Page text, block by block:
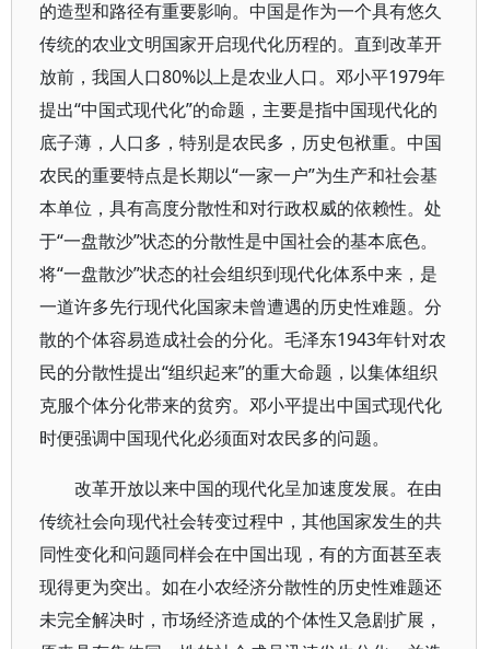
的造型和路径有重要影响。中国是作为一个具有悠久
传统的农业文明国家开启现代化历程的。直到改革开
放前，我国人口80%以上是农业人口。邓小平1979年
提出“中国式现代化”的命题，主要是指中国现代化的
底子薄，人口多，特别是农民多，历史包袱重。中国
农民的重要特点是长期以“一家一户”为生产和社会基
本单位，具有高度分散性和对行政权威的依赖性。处
于“一盘散沙”状态的分散性是中国社会的基本底色。
将“一盘散沙”状态的社会组织到现代化体系中来，是
一道许多先行现代化国家未曾遭遇的历史性难题。分
散的个体容易造成社会的分化。毛泽东1943年针对农
民的分散性提出“组织起来”的重大命题，以集体组织
克服个体分化带来的贫穷。邓小平提出中国式现代化
时便强调中国现代化必须面对农民多的问题。
改革开放以来中国的现代化呈加速度发展。在由
传统社会向现代社会转变过程中，其他国家发生的共
同性变化和问题同样会在中国出现，有的方面甚至表
现得更为突出。如在小农经济分散性的历史性难题还
未完全解决时，市场经济造成的个体性又急剧扩展，